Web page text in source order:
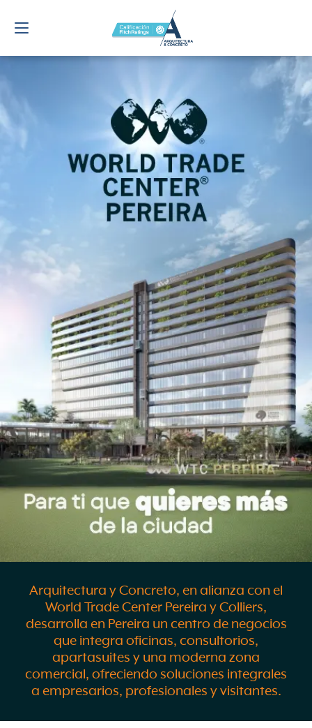
Arquitectura y Concreto, en alianza con el
World Trade Center Pereira y Colliers,
desarrolla en Pereira un centro de negocios
que integra oficinas, consultorios,
apartasuites y una moderna zona
comercial, ofreciendo soluciones integrales
a empresarios, profesionales y visitantes.